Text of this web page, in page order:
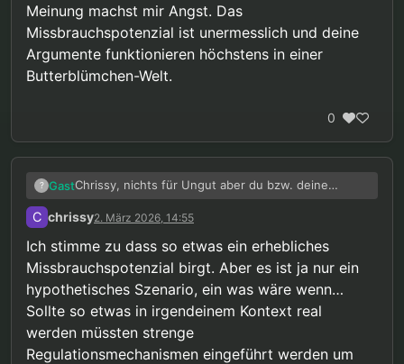
Meinung machst mir Angst. Das
Missbrauchspotenzial ist unermesslich und deine
Argumente funktionieren höchstens in einer
Butterblümchen-Welt.
0
? GastChrissy, nichts für Ungut aber du bzw. deine
Meinung machst mir Angst. Das
Missbrauchspotenzial ist unermesslich und deine
Butterblümchen-Welt.
C chrissy2. März 2026, 14:55
Ich stimme zu dass so etwas ein erhebliches
Missbrauchspotenzial birgt. Aber es ist ja nur ein
hypothetisches Szenario, ein was wäre wenn…
Sollte so etwas in irgendeinem Kontext real
werden müssten strenge
Regulationsmechanismen eingeführt werden um